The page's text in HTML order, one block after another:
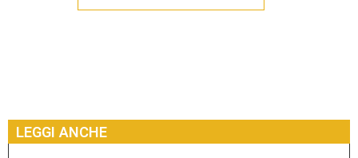
LEGGI ANCHE